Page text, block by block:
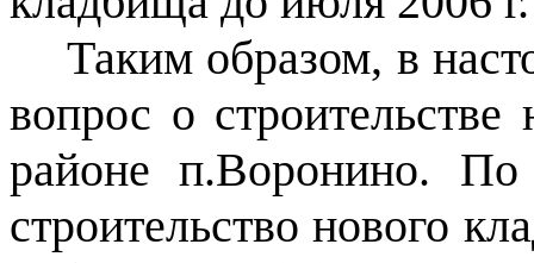
Таким образом, в
вопрос о
районе п.Воронино.
строительство нового